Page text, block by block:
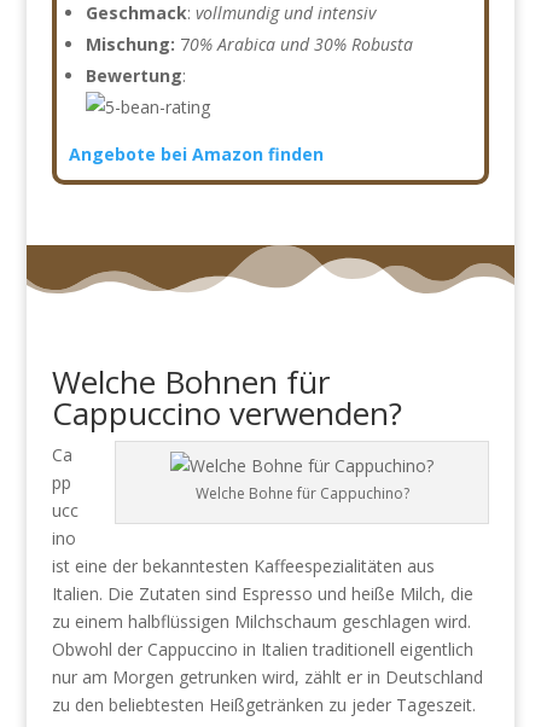
Geschmack: vollmundig und intensiv
Mischung: 70% Arabica und 30% Robusta
Bewertung:
Angebote bei Amazon finden
Welche Bohnen für
Cappuccino verwenden?
Welche Bohne für Cappuchino?
Ca
pp
ucc
ino
ist eine der bekanntesten Kaffeespezialitäten aus
Italien. Die Zutaten sind Espresso und heiße Milch, die
zu einem halbflüssigen Milchschaum geschlagen wird.
Obwohl der Cappuccino in Italien traditionell eigentlich
nur am Morgen getrunken wird, zählt er in Deutschland
zu den beliebtesten Heißgetränken zu jeder Tageszeit.